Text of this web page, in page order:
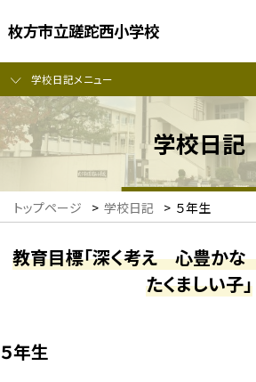
枚方市立蹉跎西小学校
学校日記メニュー
学校日記
トップページ > 学校日記 > ５年生
教育目標「深く考え 心豊か
たくましい子」
５年生